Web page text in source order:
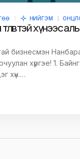
НИЙГЭМ
хүнээс
бизнесмэн Нанбара
хүргэе! 1.
хүн.…